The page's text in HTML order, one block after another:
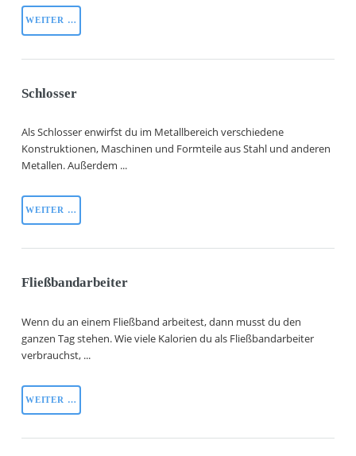
WEITER …
Schlosser
Als Schlosser enwirfst du im Metallbereich verschiedene
Konstruktionen, Maschinen und Formteile aus Stahl und anderen
Metallen. Außerdem ...
WEITER …
Fließbandarbeiter
Wenn du an einem Fließband arbeitest, dann musst du den
ganzen Tag stehen. Wie viele Kalorien du als Fließbandarbeiter
verbrauchst, ...
WEITER …